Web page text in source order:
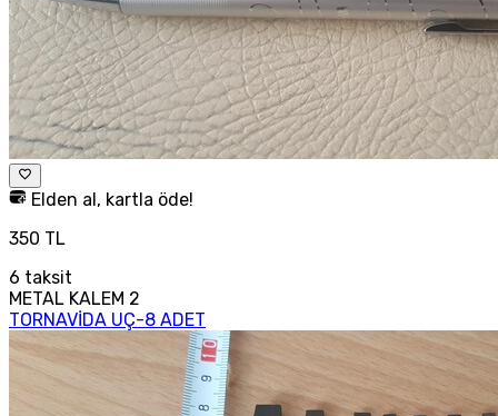
Elden al, kartla öde!
350 TL
6 taksit
METAL KALEM 2
TORNAVİDA UÇ-8 ADET